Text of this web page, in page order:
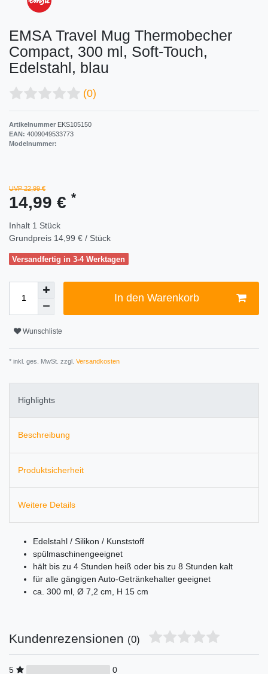
EMSA Travel Mug Thermobecher
Compact, 300 ml, Soft-Touch,
Edelstahl, blau
(0)
Artikelnummer EKS105150
EAN: 4009049533773
Modelnummer:
UVP 22,99 €
14,99 € *
Inhalt 1 Stück
Grundpreis 14,99 € / Stück
Versandfertig in 3-4 Werktagen
In den Warenkorb
Wunschliste
* inkl. ges. MwSt. zzgl. Versandkosten
Highlights
Beschreibung
Produktsicherheit
Weitere Details
Edelstahl / Silikon / Kunststoff
spülmaschinengeeignet
hält bis zu 4 Stunden heiß oder bis zu 8 Stunden kalt
für alle gängigen Auto-Getränkehalter geeignet
ca. 300 ml, Ø 7,2 cm, H 15 cm
Kundenrezensionen (0)
5
0